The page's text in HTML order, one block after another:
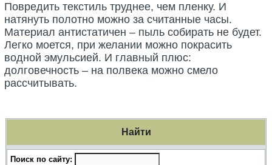
Повредить текстиль труднее, чем пленку. И
натянуть полотно можно за считанные часы.
Материал антистатичен – пыль собирать не будет.
Легко моется, при желании можно покрасить
водной эмульсией. И главный плюс:
долговечность – на полвека можно смело
рассчитывать.
Найти
Поиск по сайту: